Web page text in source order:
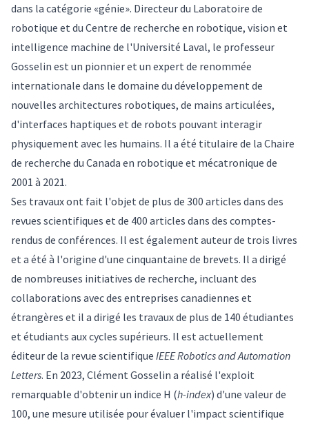
dans la catégorie «génie». Directeur du Laboratoire de
robotique et du Centre de recherche en robotique, vision et
intelligence machine de l'Université Laval, le professeur
Gosselin est un pionnier et un expert de renommée
internationale dans le domaine du développement de
nouvelles architectures robotiques, de mains articulées,
d'interfaces haptiques et de robots pouvant interagir
physiquement avec les humains. Il a été titulaire de la Chaire
de recherche du Canada en robotique et mécatronique de
2001 à 2021.
Ses travaux ont fait l'objet de plus de 300 articles dans des
revues scientifiques et de 400 articles dans des comptes-
rendus de conférences. Il est également auteur de trois livres
et a été à l'origine d'une cinquantaine de brevets. Il a dirigé
de nombreuses initiatives de recherche, incluant des
collaborations avec des entreprises canadiennes et
étrangères et il a dirigé les travaux de plus de 140 étudiantes
et étudiants aux cycles supérieurs. Il est actuellement
éditeur de la revue scientifique IEEE Robotics and Automation
Letters. En 2023, Clément Gosselin a réalisé l'exploit
remarquable d'obtenir un indice H (h-index) d'une valeur de
100, une mesure utilisée pour évaluer l'impact scientifique